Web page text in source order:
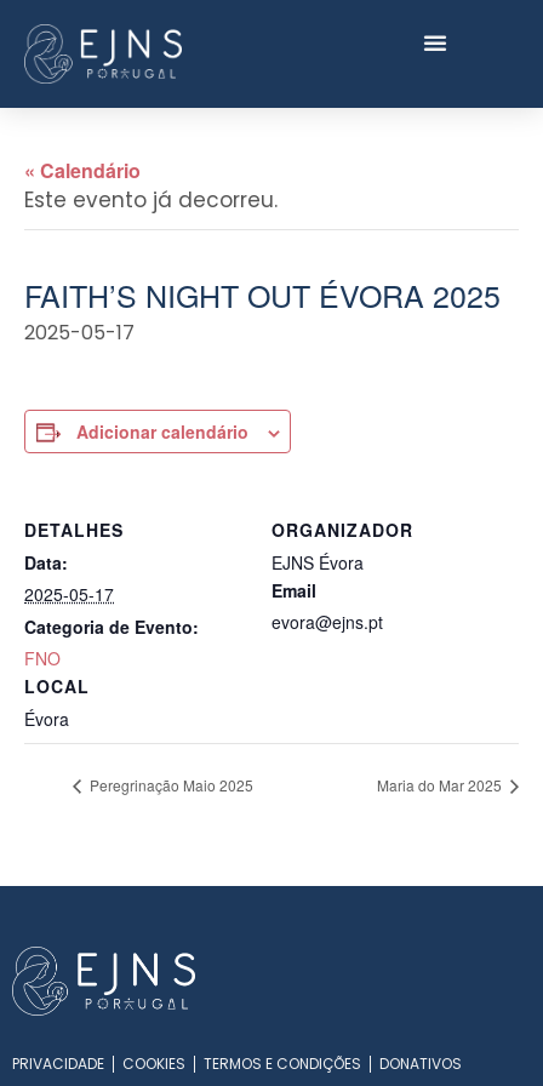
« Calendário
Este evento já decorreu.
FAITH’S NIGHT OUT ÉVORA 2025
2025-05-17
Adicionar calendário
DETALHES
Data:
2025-05-17
Categoria de Evento:
FNO
LOCAL
Évora
ORGANIZADOR
EJNS Évora
Email
evora@ejns.pt
Peregrinação Maio 2025 Maria do Mar 2025
PRIVACIDADE COOKIES TERMOS E CONDIÇÕES DONATIVOS